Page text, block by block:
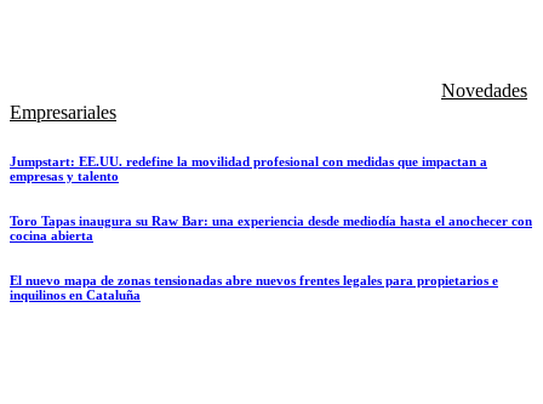
Novedades
Empresariales
Jumpstart: EE.UU. redefine la movilidad profesional con medidas que impactan a
empresas y talento
Toro Tapas inaugura su Raw Bar: una experiencia desde mediodía hasta el anochecer con
cocina abierta
El nuevo mapa de zonas tensionadas abre nuevos frentes legales para propietarios e
inquilinos en Cataluña